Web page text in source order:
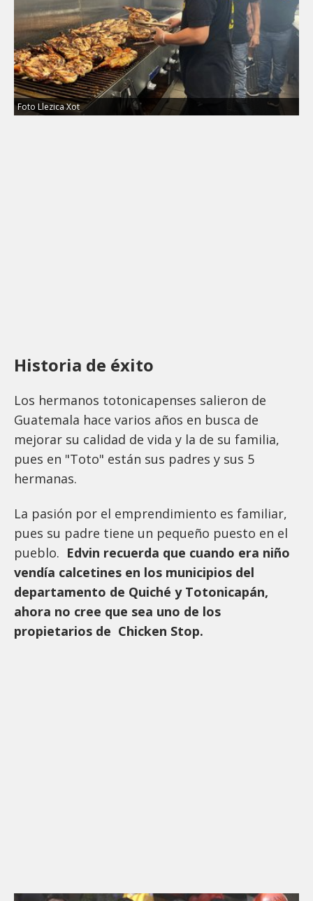
Foto Llezica Xot
Historia de éxito
Los hermanos totonicapenses salieron de
Guatemala hace varios años en busca de
mejorar su calidad de vida y la de su familia,
pues en "Toto" están sus padres y sus 5
hermanas.
La pasión por el emprendimiento es familiar,
pues su padre tiene un pequeño puesto en el
pueblo. Edvin recuerda que cuando era niño
vendía calcetines en los municipios del
departamento de Quiché y Totonicapán,
ahora no cree que sea uno de los
propietarios de Chicken Stop.